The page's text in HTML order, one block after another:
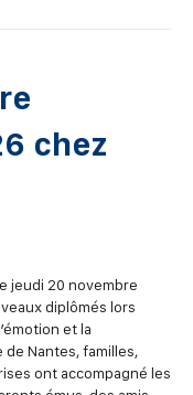
chez
jeudi 20 novembre
diplômés lors
et la
de Nantes, familles,
ont accompagné les